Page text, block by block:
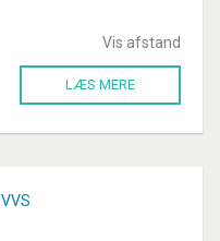
Vis afstand
LÆS MERE